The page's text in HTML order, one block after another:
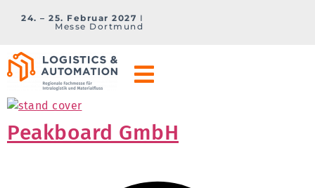
24. – 25. Februar 2027 I
Messe Dortmund
Peakboard GmbH